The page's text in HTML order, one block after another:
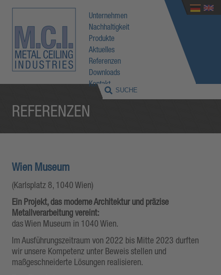
Unternehmen
Nachhaltigkeit
Produkte
Aktuelles
Referenzen
Downloads
Kontakt
REFERENZEN
Wien Museum
(Karlsplatz 8, 1040 Wien)
Ein Projekt, das moderne Architektur und präzise
Metallverarbeitung vereint:
das Wien Museum in 1040 Wien.
Im Ausführungszeitraum von 2022 bis Mitte 2023 durften
wir unsere Kompetenz unter Beweis stellen und
maßgeschneiderte Lösungen realisieren.